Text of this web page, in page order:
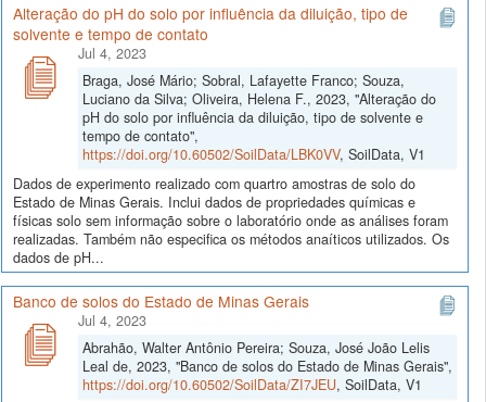
Alteração do pH do solo por influência da diluição, tipo de
solvente e tempo de contato
Jul 4, 2023
Braga, José Mário; Sobral, Lafayette Franco; Souza,
Luciano da Silva; Oliveira, Helena F., 2023, "Alteração do
pH do solo por influência da diluição, tipo de solvente e
tempo de contato",
https://doi.org/10.60502/SoilData/LBK0VV, SoilData, V1
Dados de experimento realizado com quartro amostras de solo do
Estado de Minas Gerais. Inclui dados de propriedades químicas e
físicas solo sem informação sobre o laboratório onde as análises foram
realizadas. Também não especifica os métodos anaíticos utilizados. Os
dados de pH...
Banco de solos do Estado de Minas Gerais
Jul 4, 2023
Abrahão, Walter Antônio Pereira; Souza, José João Lelis
Leal de, 2023, "Banco de solos do Estado de Minas Gerais",
https://doi.org/10.60502/SoilData/ZI7JEU, SoilData, V1